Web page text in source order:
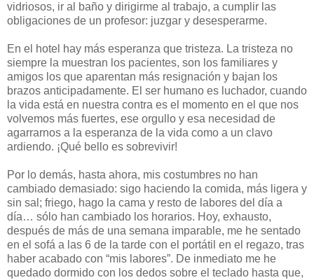
vidriosos, ir al baño y dirigirme al trabajo, a cumplir las
obligaciones de un profesor: juzgar y desesperarme.
En el hotel hay más esperanza que tristeza. La tristeza no
siempre la muestran los pacientes, son los familiares y
amigos los que aparentan más resignación y bajan los
brazos anticipadamente. El ser humano es luchador, cuando
la vida está en nuestra contra es el momento en el que nos
volvemos más fuertes, ese orgullo y esa necesidad de
agarrarnos a la esperanza de la vida como a un clavo
ardiendo. ¡Qué bello es sobrevivir!
Por lo demás, hasta ahora, mis costumbres no han
cambiado demasiado: sigo haciendo la comida, más ligera y
sin sal; friego, hago la cama y resto de labores del día a
día… sólo han cambiado los horarios. Hoy, exhausto,
después de más de una semana imparable, me he sentado
en el sofá a las 6 de la tarde con el portátil en el regazo, tras
haber acabado con “mis labores”. De inmediato me he
quedado dormido con los dedos sobre el teclado hasta que,